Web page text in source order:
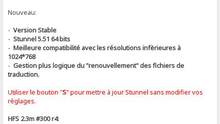
Nouveau:
-Version Stable
-Stunnel 5.51 64 bits
-Meilleure compatibilité avec les résolutions infèrieures à
1024*768
-Gestion plus logique du "renouvellement" des fichiers de
traduction.
Utiliser le bouton "S" pour mettre à jour Stunnel sans modifier vos
règlages.
HFS 2.3m #300 r4: